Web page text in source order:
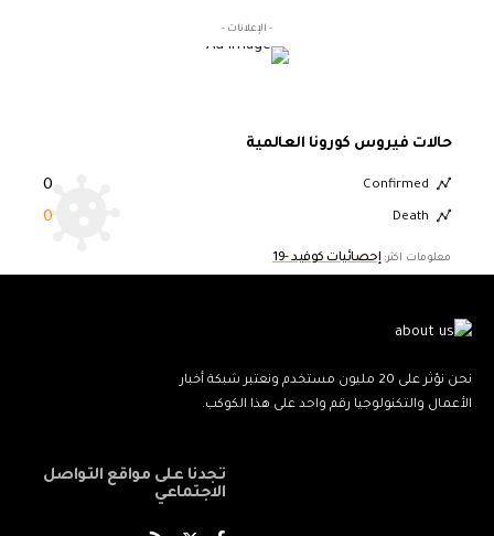
- الإعلانات -
حالات فيروس كورونا العالمية
Confirmed
0
Death
0
معلومات اكثر: إحصائيات كوفيد -19
نحن نؤثر على 20 مليون مستخدم ونعتبر شبكة أخبار
الأعمال والتكنولوجيا رقم واحد على هذا الكوكب.
تجدنا على مواقع التواصل
الاجتماعي